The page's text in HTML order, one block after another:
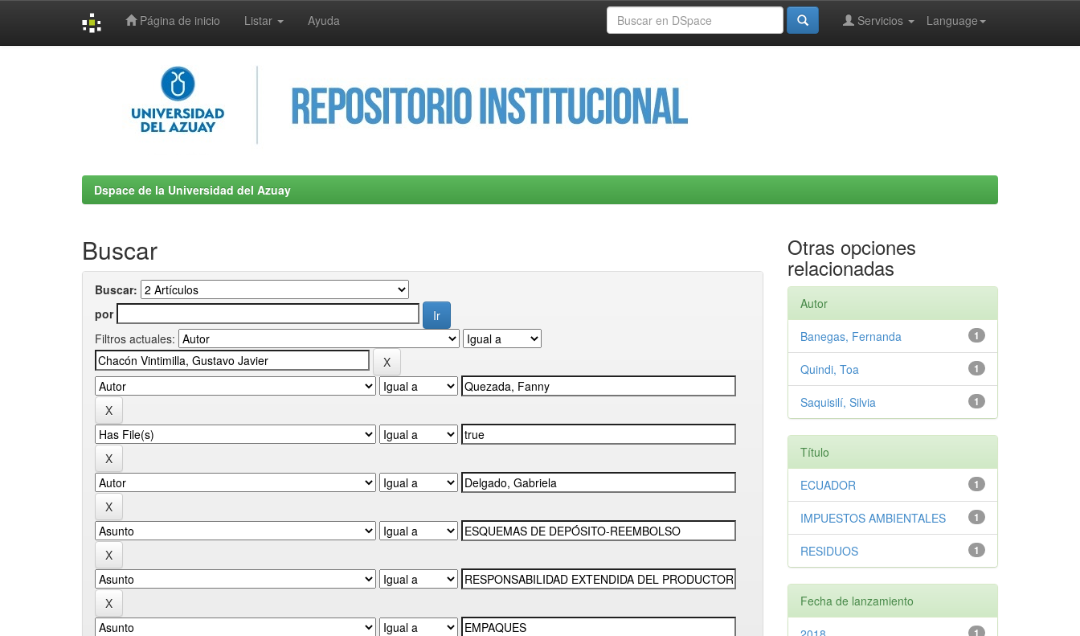
Página de inicio Listar Ayuda Language
Servicios
Dspace de la Universidad del Azuay
Buscar
Buscar:
por
Filtros actuales:
Otras opciones
relacionadas
Autor
1
Banegas, Fernanda
1
Quindi, Toa
1
Saquisilí, Silvia
Título
1
ECUADOR
1
IMPUESTOS AMBIENTALES
1
RESIDUOS
Fecha de lanzamiento
1